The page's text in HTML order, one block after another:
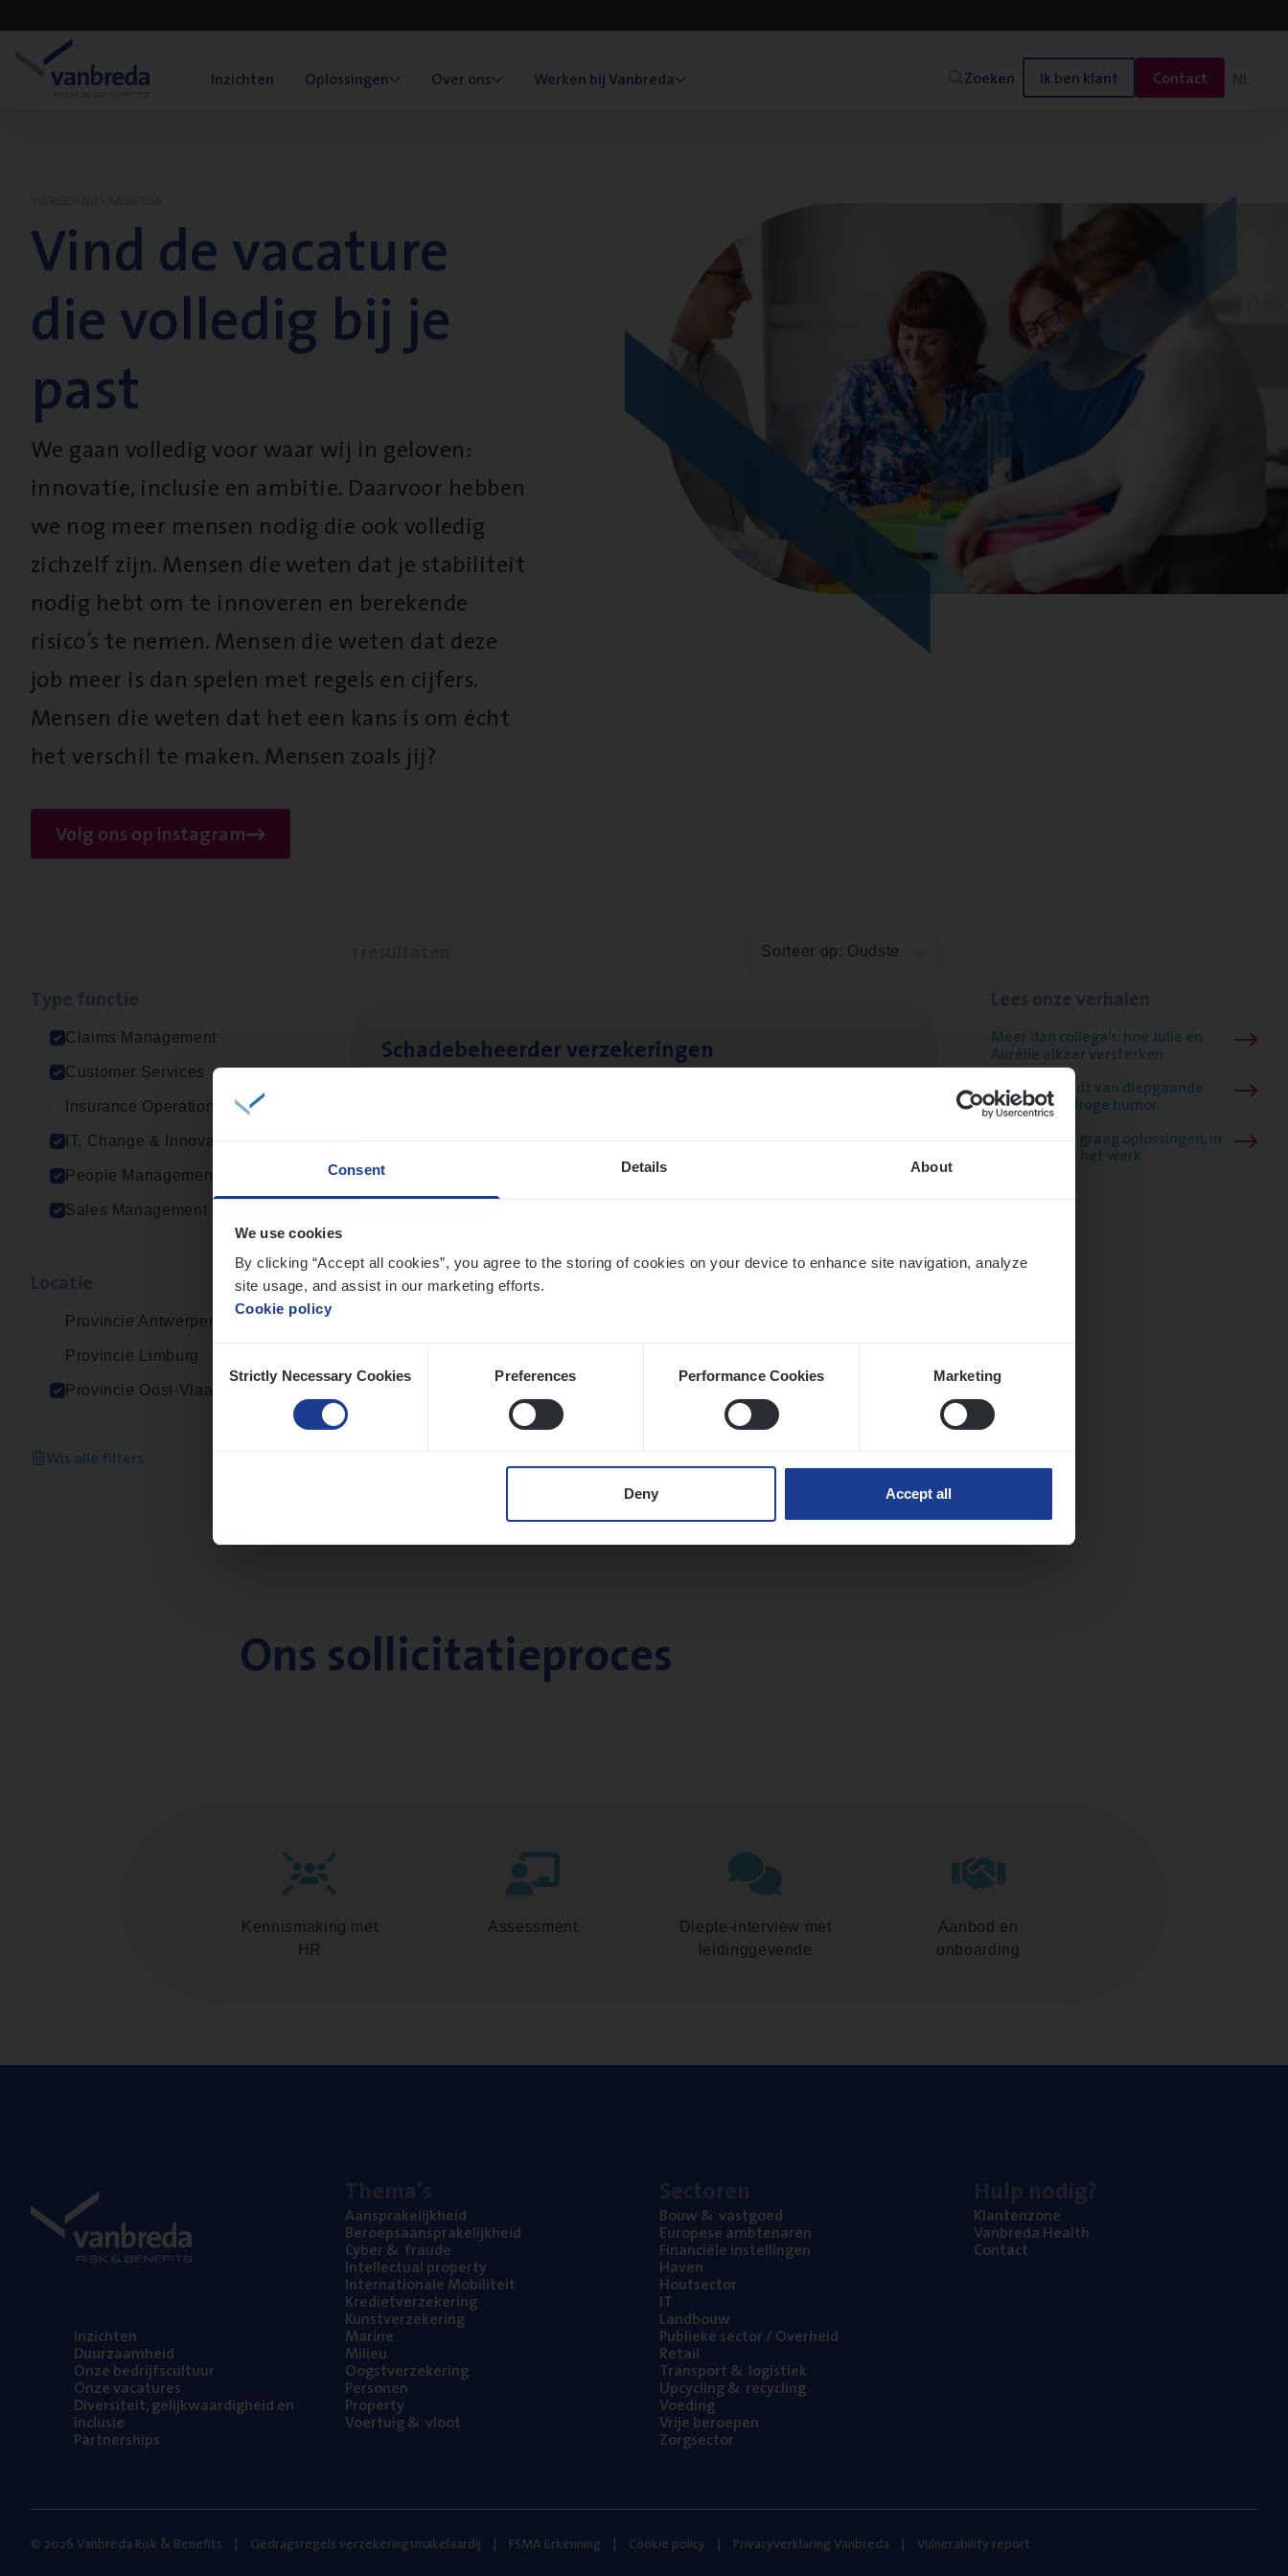
Consent Details About
We use cookies
By clicking “Accept all cookies”, you agree to the storing of cookies on your device to enhance site navigation, analyze
site usage, and assist in our marketing efforts.
Cookie policy
Selection
Strictly Necessary Cookies Preferences Performance Cookies Marketing
Deny Accept all
Inzichten Oplossingen Over ons Werken bij Vanbreda Zoeken Ik ben klant Contact NL
Vind de vacature
die volledig bij je
past
We gaan volledig voor waar wij in geloven:
innovatie, inclusie en ambitie. Daarvoor hebben
we nog meer mensen nodig die ook volledig
zichzelf zijn. Mensen die weten dat je stabiliteit
nodig hebt om te innoveren en berekende
risico’s te nemen. Mensen die weten dat deze
job meer is dan spelen met regels en cijfers.
Mensen die weten dat het een kans is om écht
het verschil te maken. Mensen zoals jij?
Volg ons op instagram
Claims Management
Customer Services
Insurance Operations
IT, Change & Innovation
People Management
Sales Management
Provincie Antwerpen
Provincie Limburg
Provincie Oost-Vlaanderen
Wis alle filters
Sorteer op: Oudste
Scha­de­be­heer­der verzekeringen Meer dan collega’s: hoe Julie en
Aurélie elkaar versterken
Mathias houdt van diepgaande
dossiers én droge humor
Thalia zoekt graag oplossingen, in
games én op het werk
Ons sollicitatieproces
Kennismaking met
HR
Assessment
Diepte-interview met
leidinggevende
Aanbod en
onboarding
Inzich­ten
Duur­zaam­heid
Onze bedrijfs­cul­tuur
Onze vaca­tu­res
Diver­si­teit, gelijk­waar­dig­heid en
inclusie
Part­ner­ships
Aan­spra­ke­lijk­heid
Beroeps­aan­spra­ke­lijk­heid
Cyber& fraude
Intel­lec­tu­al property
Inter­na­ti­o­na­le Mobiliteit
Kre­diet­ver­ze­ke­ring
Kunst­ver­ze­ke­ring
Mari­ne
Mili­eu
Oogst­ver­ze­ke­ring
Per­so­nen
Pro­per­ty
Voer­tuig& vloot
Bouw& vastgoed
Euro­pe­se ambtenaren
Finan­ci­ë­le instellingen
Haven
Hout­sec­tor
IT
Land­bouw
Publie­ke sec­tor / Overheid
Retail
Trans­port& logistiek
Upcy­cling& recycling
Voe­ding
Vrije beroe­pen
Zorg­sec­tor
Klan­ten­zo­ne
Van­b­re­da Health
Con­tact
© 2026 Vanbreda Risk & Benefits Gedragsregels verzekeringsmakelaardij FSMA Erkenning Cookie policy Privacyverklaring Vanbreda Vulnerability report